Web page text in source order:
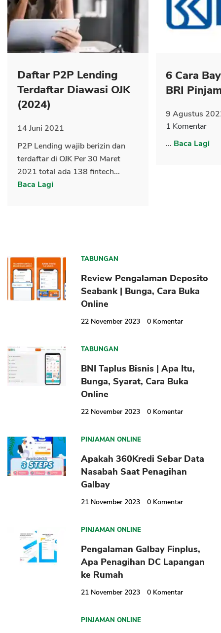
Daftar P2P Lending
Terdaftar Diawasi OJK
(2024)
14 Juni 2021
P2P Lending wajib berizin dan
terdaftar di OJK Per 30 Maret
2021 total ada 138 fintech...
Baca Lagi
6 Cara
BRI
9 Agustus
1 Komentar
... Baca Lagi
TABUNGAN
Review Pengalaman Deposito
Seabank | Bunga, Cara Buka
Online
22 November 2023 0 Komentar
TABUNGAN
BNI Taplus Bisnis | Apa Itu,
Bunga, Syarat, Cara Buka
Online
22 November 2023 0 Komentar
PINJAMAN ONLINE
Apakah 360Kredi Sebar Data
Nasabah Saat Penagihan
Galbay
21 November 2023 0 Komentar
PINJAMAN ONLINE
Pengalaman Galbay Finplus,
Apa Penagihan DC Lapangan
ke Rumah
21 November 2023 0 Komentar
PINJAMAN ONLINE